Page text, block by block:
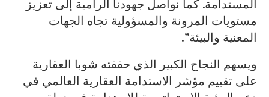
المستدامة. كما نواصل جهودنا الرامية إلى تعزيز
مستويات المرونة والمسؤولية تجاه الجهات
المعنية والبيئة”.
ويسهم النجاح الكبير الذي حققته شوبا العقارية
على تقييم مؤشر الاستدامة العقارية العالمي في